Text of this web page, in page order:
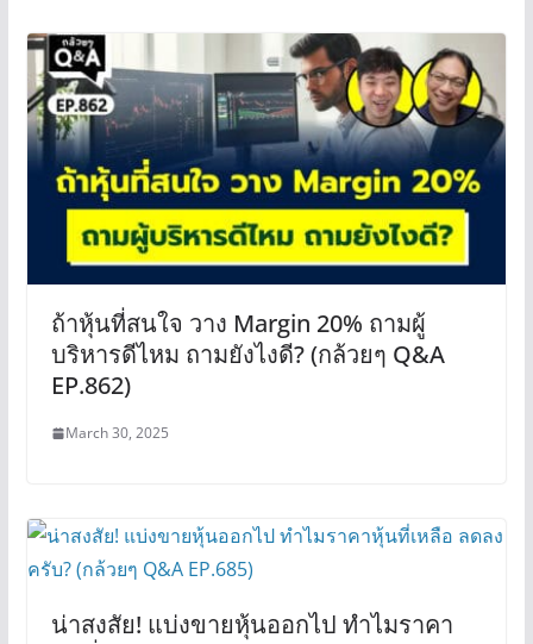
ถ้าหุ้นที่สนใจ วาง Margin 20% ถามผู้
บริหารดีไหม ถามยังไงดี? (กล้วยๆ Q&A
EP.862)
March 30, 2025
น่าสงสัย! แบ่งขายหุ้นออกไป ทำไมราคา